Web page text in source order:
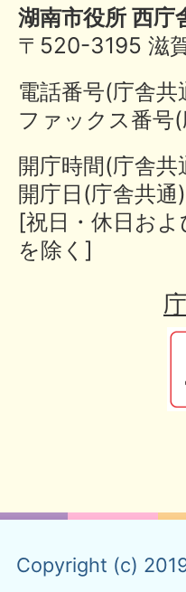
湖南市役所 西庁
〒520-3195 滋
電話番号(庁舎
ファックス番
開庁時間(庁舎
開庁日(庁舎共
[祝日・休日お
を除く]
Copyright (c)